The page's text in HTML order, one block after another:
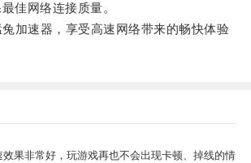
佳网络连接质量。
速器，享受高速网络带来的畅快体验
果非常好，玩游戏再也不会出现卡顿、掉线的情